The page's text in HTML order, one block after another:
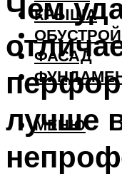
КРЫША
ФАСАД
МЕНЮ
Чем
лучше